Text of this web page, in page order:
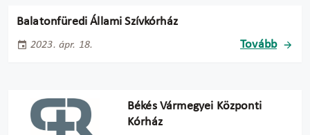
Balatonfüredi Állami Szívkórház
2023. ápr. 18. Tovább
Békés Vármegyei Központi
Kórház